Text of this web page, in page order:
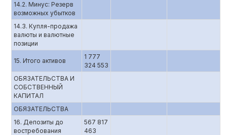
14.2. Минус: Резерв
возможных убытков
14.3. Купля-продажа
валюты и валютные
позиции
15. Итого активов
1 777
324 553
ОБЯЗАТЕЛЬСТВА И
СОБСТВЕННЫЙ
КАПИТАЛ
ОБЯЗАТЕЛЬСТВА
16. Депозиты до
востребования
567 817
463